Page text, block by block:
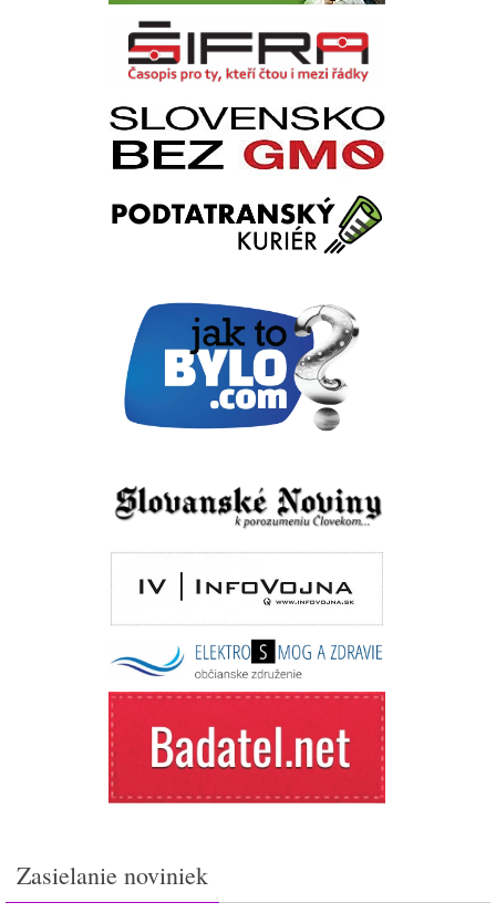
Zasielanie noviniek